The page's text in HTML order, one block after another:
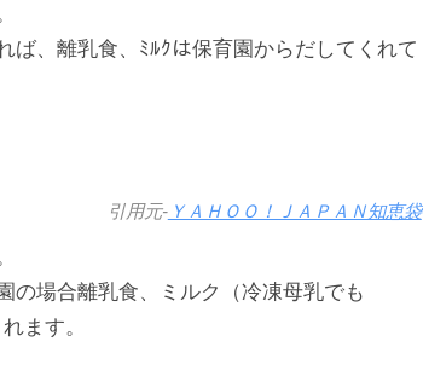
ば、離乳食、ﾐﾙｸは保育園からだしてくれて
引用元-ＹＡＨＯＯ！ＪＡＰＡＮ知恵袋
の場合離乳食、ミルク（冷凍母乳でも
ます。